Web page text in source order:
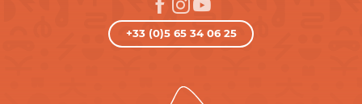
+33 (0)5 65 34 06 25